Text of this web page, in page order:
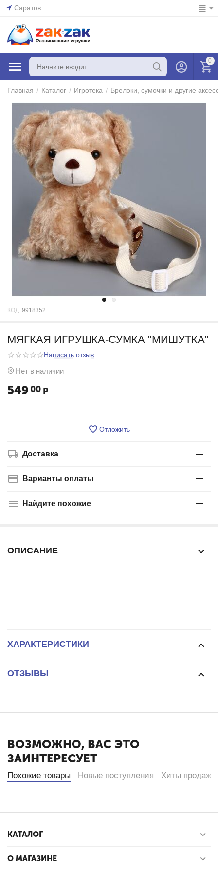
Саратов
0
Главная / Каталог / Игротека / Брелоки, сумочки и другие
КОД: 9918352
МЯГКАЯ ИГРУШКА-СУМКА "МИШУТКА"
Написать отзыв
Нет в наличии
549 00 Р
Отложить
Доставка
Варианты оплаты
Найдите похожие
ОПИСАНИЕ
ХАРАКТЕРИСТИКИ
ОТЗЫВЫ
ВОЗМОЖНО, ВАС ЭТО
ЗАИНТЕРЕСУЕТ
Похожие товары Новые поступления Хиты продаж
КАТАЛОГ
О МАГАЗИНЕ